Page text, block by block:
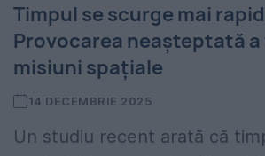
Timpul se scurge mai
Provocarea neașteptată
misiuni spațiale
14 DECEMBRIE 2025
Un studiu recent arată că